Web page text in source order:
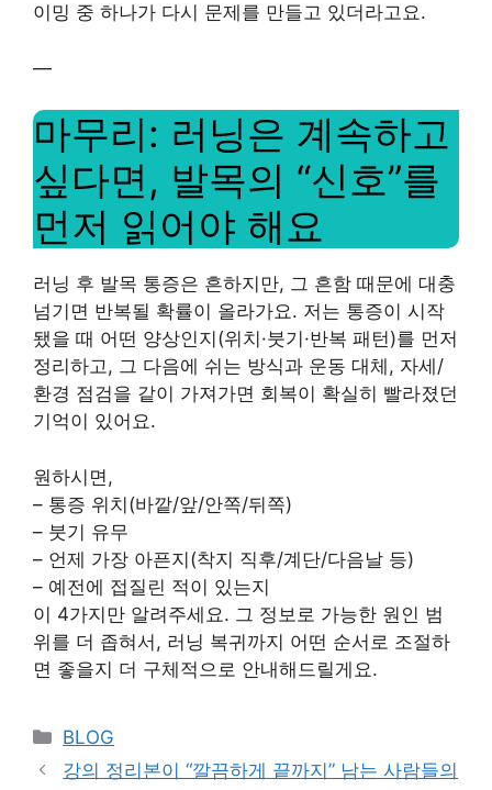
이밍 중 하나가 다시 문제를 만들고 있더라고요.
—
마무리: 러닝은 계속하고
싶다면, 발목의 “신호”를
먼저 읽어야 해요
러닝 후 발목 통증은 흔하지만, 그 흔함 때문에 대충
넘기면 반복될 확률이 올라가요. 저는 통증이 시작
됐을 때 어떤 양상인지(위치·붓기·반복 패턴)를 먼저
정리하고, 그 다음에 쉬는 방식과 운동 대체, 자세/
환경 점검을 같이 가져가면 회복이 확실히 빨라졌던
기억이 있어요.
원하시면,
– 통증 위치(바깥/앞/안쪽/뒤쪽)
– 붓기 유무
– 언제 가장 아픈지(착지 직후/계단/다음날 등)
– 예전에 접질린 적이 있는지
이 4가지만 알려주세요. 그 정보로 가능한 원인 범
위를 더 좁혀서, 러닝 복귀까지 어떤 순서로 조절하
면 좋을지 더 구체적으로 안내해드릴게요.
Categories
BLOG
강의 정리본이 “깔끔하게 끝까지” 남는 사람들의